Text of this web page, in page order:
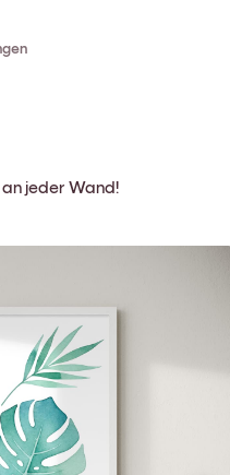
jeder Wand!